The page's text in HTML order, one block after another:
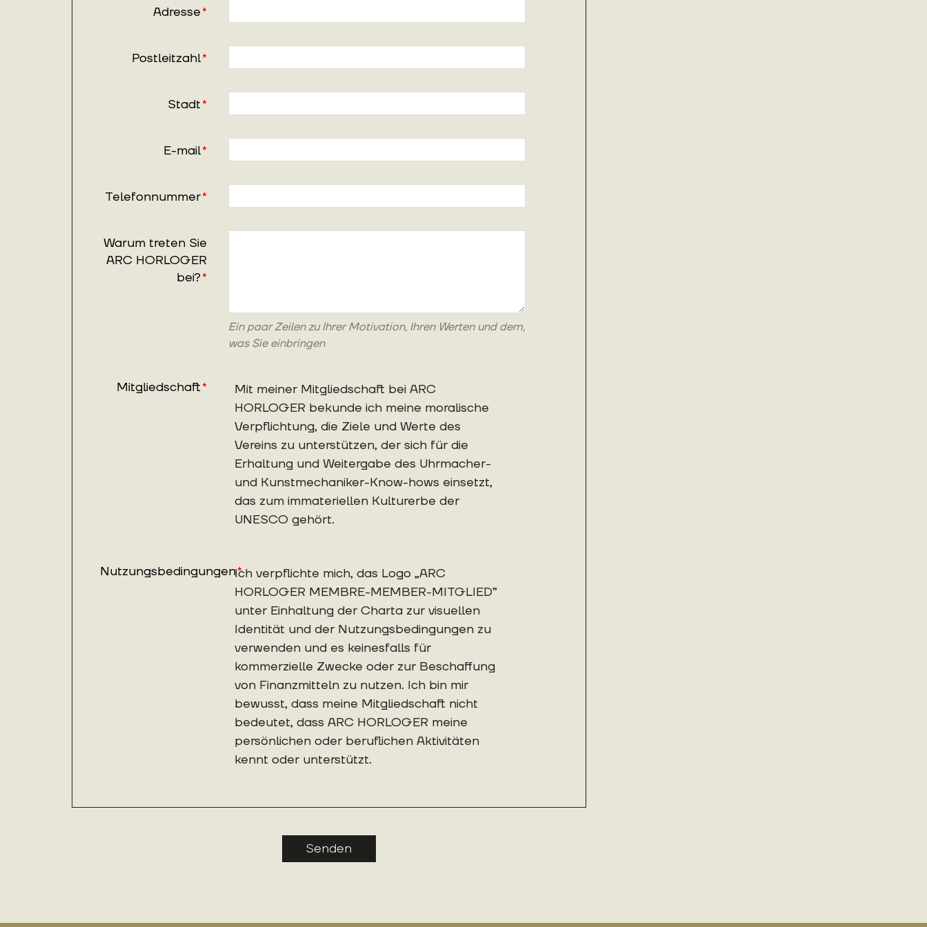
Adresse*
Postleitzahl*
Stadt*
E-mail*
Telefonnummer*
Warum treten Sie
ARC HORLOGER
bei?*
Ein paar Zeilen zu Ihrer Motivation, Ihren Werten und dem,
was Sie einbringen
Mitgliedschaft*
Mit meiner Mitgliedschaft bei ARC
HORLOGER bekunde ich meine moralische
Verpflichtung, die Ziele und Werte des
Vereins zu unterstützen, der sich für die
Erhaltung und Weitergabe des Uhrmacher-
und Kunstmechaniker-Know-hows einsetzt,
das zum immateriellen Kulturerbe der
UNESCO gehört.
Nutzungsbedingungen*
Ich verpflichte mich, das Logo „ARC
HORLOGER MEMBRE-MEMBER-MITGLIED”
unter Einhaltung der Charta zur visuellen
Identität und der Nutzungsbedingungen zu
verwenden und es keinesfalls für
kommerzielle Zwecke oder zur Beschaffung
von Finanzmitteln zu nutzen. Ich bin mir
bewusst, dass meine Mitgliedschaft nicht
bedeutet, dass ARC HORLOGER meine
persönlichen oder beruflichen Aktivitäten
kennt oder unterstützt.
Senden